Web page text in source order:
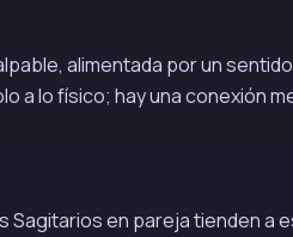
alimentada por un
a lo físico; hay una conexión
en pareja tienden a